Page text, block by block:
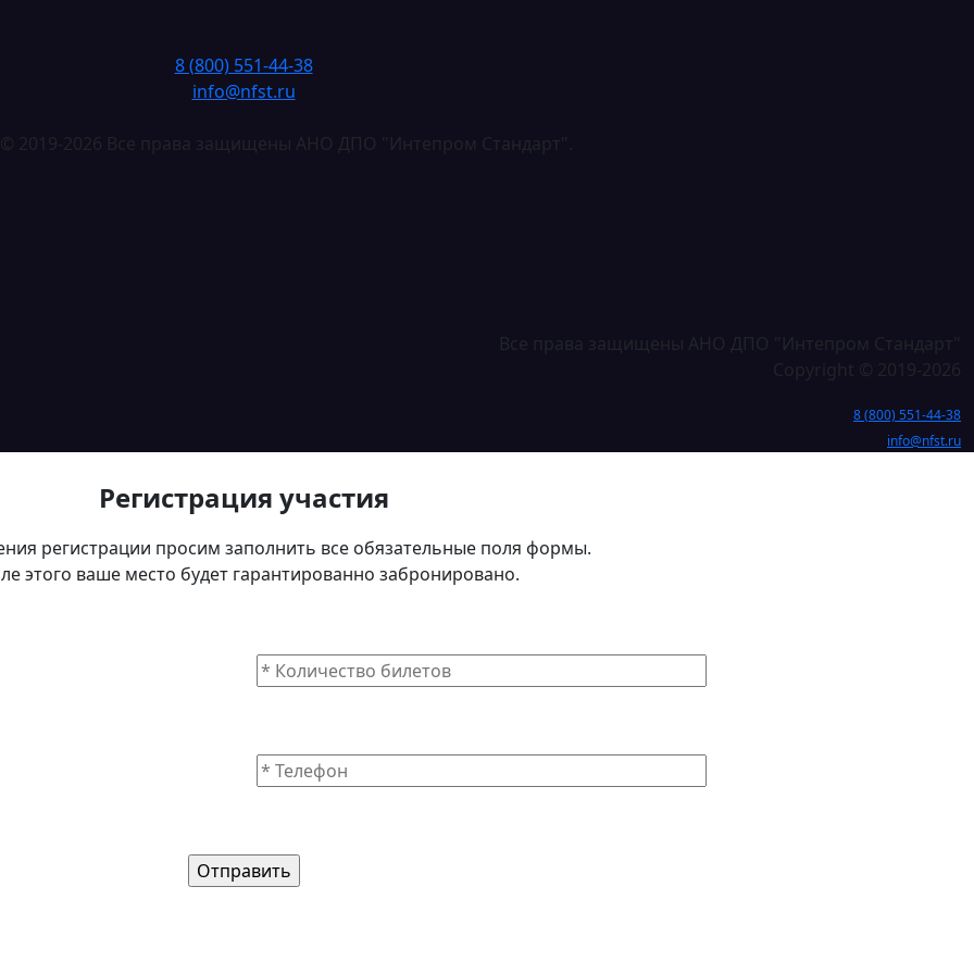
8 (800) 551-44-38
info@nfst.ru
2019-2026 Все права защищены АНО ДПО "Интепром Стандарт".
Все права защищены АНО ДПО "Интепром Стандарт"
Copyright © 2019-2026
8 (800) 551-44-38
info@nfst.ru
Регистрация участия
регистрации просим заполнить все обязательные поля формы.
этого ваше место будет гарантированно забронировано.